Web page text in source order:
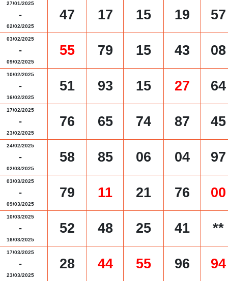
27/01/2025
-
02/02/2025
47 17 15 19 57
03/02/2025
-
09/02/2025
55 79 15 43 08
10/02/2025
-
16/02/2025
51 93 15 27 64
17/02/2025
-
23/02/2025
76 65 74 87 45
24/02/2025
-
02/03/2025
58 85 06 04 97
03/03/2025
-
09/03/2025
79 11 21 76 00
10/03/2025
-
16/03/2025
52 48 25 41 **
17/03/2025
-
23/03/2025
28 44 55 96 94